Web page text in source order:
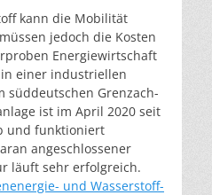
kann die Mobilität
jedoch die Kosten
Energiewirtschaft
einer industriellen
süddeutschen Grenzach-
ist im April 2020 seit
und funktioniert
angeschlossener
läuft sehr erfolgreich.
und Wasserstoff-